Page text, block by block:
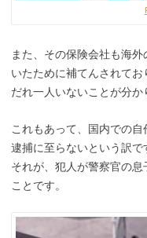
また、その保険会社も海
いたために補てんされて
だれ一人いないことが分か
これもあって、国内での
逮捕に至らないという訳で
それが、犯人が警察官の
ことです。